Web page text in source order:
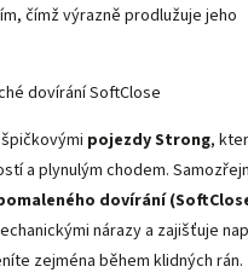
čímž výrazně prodlužuje jeho
dovírání SoftClose
pojezdy Strong,
a plynulým chodem.
dovírání
nárazy a zajišťuje
zejména během klidných rán.